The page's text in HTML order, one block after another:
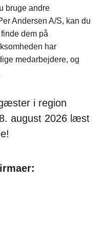
bruge andre
Andersen A/S, kan du
dem på
har
medarbejdere, og
i region
august 2026 læst